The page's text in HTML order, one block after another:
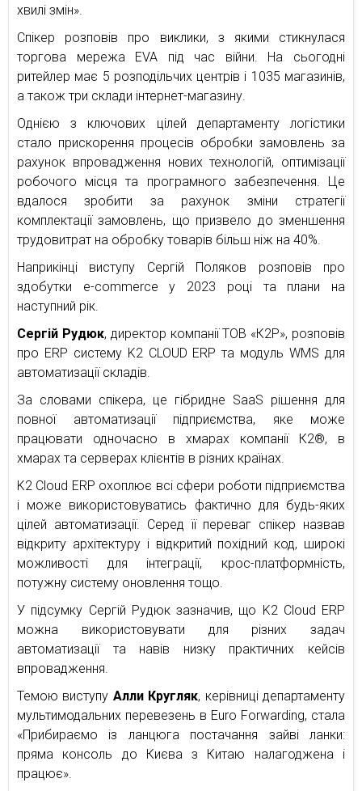
хвилі змін».
Спікер розповів про виклики, з якими стикнулася
торгова мережа EVA під час війни. На сьогодні
ритейлер має 5 розподільчих центрів і 1035 магазинів,
а також три склади інтернет-магазину.
Однією з ключових цілей департаменту логістики
стало прискорення процесів обробки замовлень за
рахунок впровадження нових технологій, оптимізації
робочого місця та програмного забезпечення. Це
вдалося зробити за рахунок зміни стратегії
комплектації замовлень, що призвело до зменшення
трудовитрат на обробку товарів більш ніж на 40%.
Наприкінці виступу Сергій Поляков розповів про
здобутки e-commerce у 2023 році та плани на
наступний рік.
Сергій Рудюк, директор компанії ТОВ «К2Р», розповів
про ERP систему K2 CLOUD ERP та модуль WMS для
автоматизації складів.
За словами спікера, це гібридне SaaS рішення для
повної автоматизації підприємства, яке може
працювати одночасно в хмарах компанії К2®, в
хмарах та серверах клієнтів в різних країнах.
K2 Cloud ERP охоплює всі сфери роботи підприємства
і може використовуватись фактично для будь-яких
цілей автоматизації. Серед її переваг спікер назвав
відкриту архітектуру і відкритий похідний код, широкі
можливості для інтеграції, крос-платформність,
потужну систему оновлення тощо.
У підсумку Сергій Рудюк зазначив, що K2 Cloud ERP
можна використовувати для різних задач
автоматизації та навів низку практичних кейсів
впровадження.
Темою виступу Алли Кругляк, керівниці департаменту
мультимодальних перевезень в Euro Forwarding, стала
«Прибираємо із ланцюга постачання зайві ланки:
пряма консоль до Києва з Китаю налагоджена і
працює».